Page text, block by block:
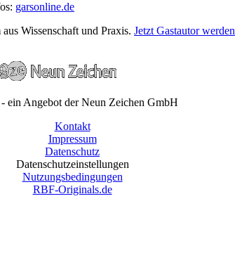
garsonline.de
Wissenschaft und Praxis. Jetzt Gastautor werden
ein Angebot der Neun Zeichen GmbH
Kontakt
Impressum
Datenschutz
Datenschutzeinstellungen
Nutzungsbedingungen
RBF-Originals.de